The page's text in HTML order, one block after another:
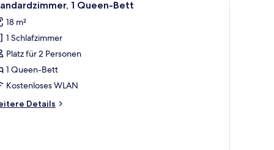
10 1 Queen-Bett
18 m²
1 Schlafzimmer
Platz für 2 Personen
1 Queen-Bett
Kostenloses WLAN
Details